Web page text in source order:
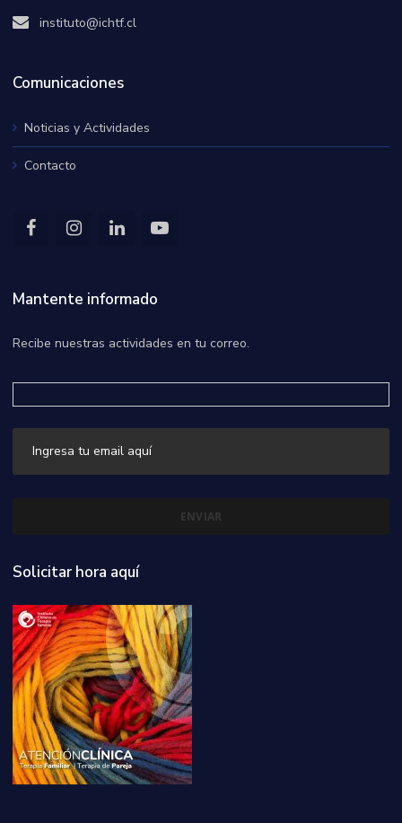
instituto@ichtf.cl
Comunicaciones
Noticias y Actividades
Contacto
Mantente informado
Recibe nuestras actividades en tu correo.
Solicitar hora aquí